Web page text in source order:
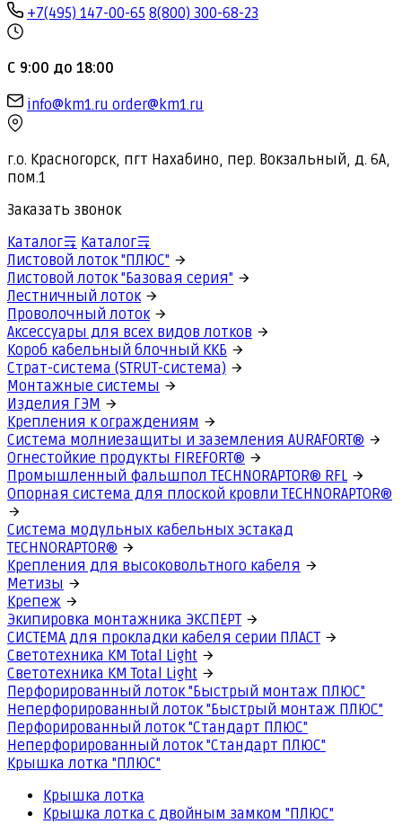
+7(495) 147-00-65 8(800) 300-68-23
С 9:00 до 18:00
info@km1.ru order@km1.ru
г.о. Красногорск, пгт Нахабино, пер. Вокзальный, д. 6А,
пом.1
Заказать звонок
Каталог
Каталог
Листовой лоток "ПЛЮС"
Листовой лоток "Базовая серия"
Лестничный лоток
Проволочный лоток
Аксессуары для всех видов лотков
Короб кабельный блочный ККБ
Страт-система (STRUT-система)
Монтажные системы
Изделия ГЭМ
Крепления к ограждениям
Система молниезащиты и заземления AURAFORT®
Огнестойкие продукты FIREFORT®
Промышленный фальшпол TECHNORAPTOR® RFL
Опорная система для плоской кровли TECHNORAPTOR®
Система модульных кабельных эстакад
TECHNORAPTOR®
Крепления для высоковольтного кабеля
Метизы
Крепеж
Экипировка монтажника ЭКСПЕРТ
СИСТЕМА для прокладки кабеля серии ПЛАСТ
Светотехника КМ Total Light
Светотехника КМ Total Light
Перфорированный лоток "Быстрый монтаж ПЛЮС"
Неперфорированный лоток "Быстрый монтаж ПЛЮС"
Перфорированный лоток "Стандарт ПЛЮС"
Неперфорированный лоток "Стандарт ПЛЮС"
Крышка лотка "ПЛЮС"
Крышка лотка
Крышка лотка с двойным замком "ПЛЮС"